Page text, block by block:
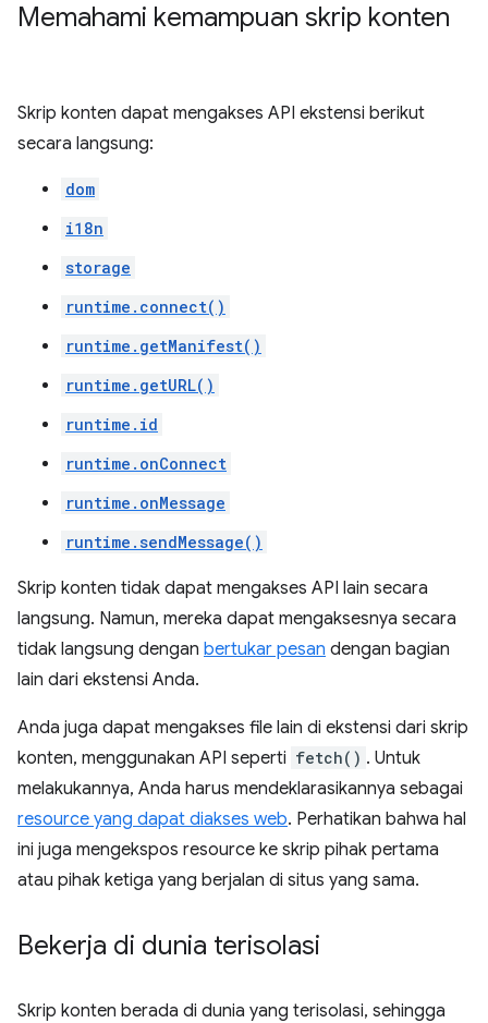
Memahami kemampuan skrip konten
Skrip konten dapat mengakses API ekstensi berikut
secara langsung:
dom
i18n
storage
runtime.connect()
runtime.getManifest()
runtime.getURL()
runtime.id
runtime.onConnect
runtime.onMessage
runtime.sendMessage()
Skrip konten tidak dapat mengakses API lain secara
langsung. Namun, mereka dapat mengaksesnya secara
tidak langsung dengan bertukar pesan dengan bagian
lain dari ekstensi Anda.
Anda juga dapat mengakses file lain di ekstensi dari skrip
konten, menggunakan API seperti fetch() . Untuk
melakukannya, Anda harus mendeklarasikannya sebagai
resource yang dapat diakses web. Perhatikan bahwa hal
ini juga mengekspos resource ke skrip pihak pertama
atau pihak ketiga yang berjalan di situs yang sama.
Bekerja di dunia terisolasi
Skrip konten berada di dunia yang terisolasi, sehingga